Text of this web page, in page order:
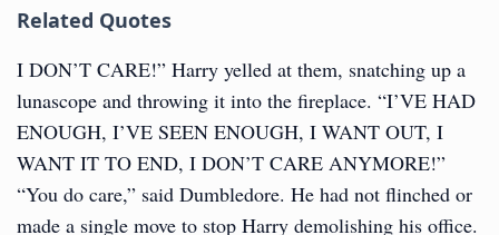
Related Quotes
I DON’T CARE!” Harry yelled at them, snatching up a
lunascope and throwing it into the fireplace. “I’VE HAD
ENOUGH, I’VE SEEN ENOUGH, I WANT OUT, I
WANT IT TO END, I DON’T CARE ANYMORE!”
“You do care,” said Dumbledore. He had not flinched or
made a single move to stop Harry demolishing his office.